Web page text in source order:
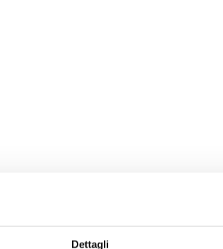
Dettagli